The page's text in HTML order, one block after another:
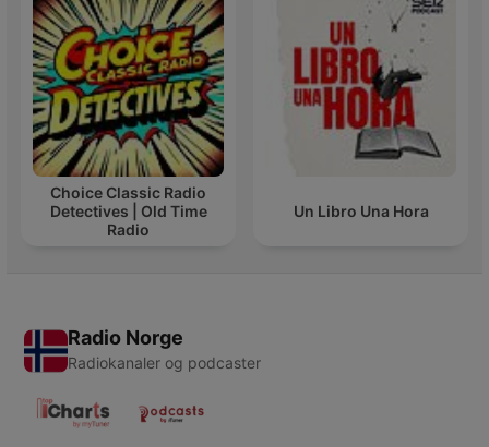
Choice Classic Radio
Detectives | Old Time
Radio
Un Libro Una Hora
Radio Norge
Radiokanaler og podcaster